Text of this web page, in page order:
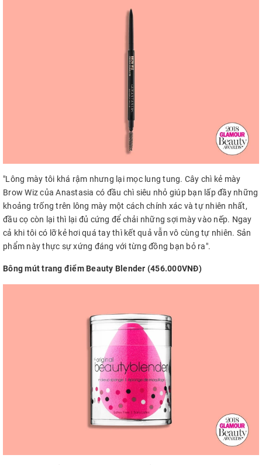
"Lông mày tôi khá rậm nhưng lại mọc lung tung. Cây chì kẻ mày
Brow Wiz của Anastasia có đầu chì siêu nhỏ giúp bạn lấp đầy những
khoảng trống trên lông mày một cách chính xác và tự nhiên nhất,
đầu cọ còn lại thì lại đủ cứng để chải những sợi mày vào nếp. Ngay
cả khi tôi có lỡ kẻ hơi quá tay thì kết quả vẫn vô cùng tự nhiên. Sản
phẩm này thực sự xứng đáng với từng đồng bạn bỏ ra".
Bông mút trang điểm Beauty Blender (456.000VNĐ)